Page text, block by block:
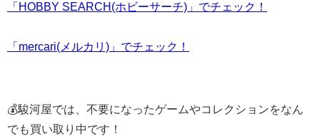
「HOBBY SEARCH(ホビーサーチ)」でチェック！
「mercari(メルカリ)」でチェック！
💰駿河屋では、不要になったゲームやコレクションをなん
でも買い取り中です！